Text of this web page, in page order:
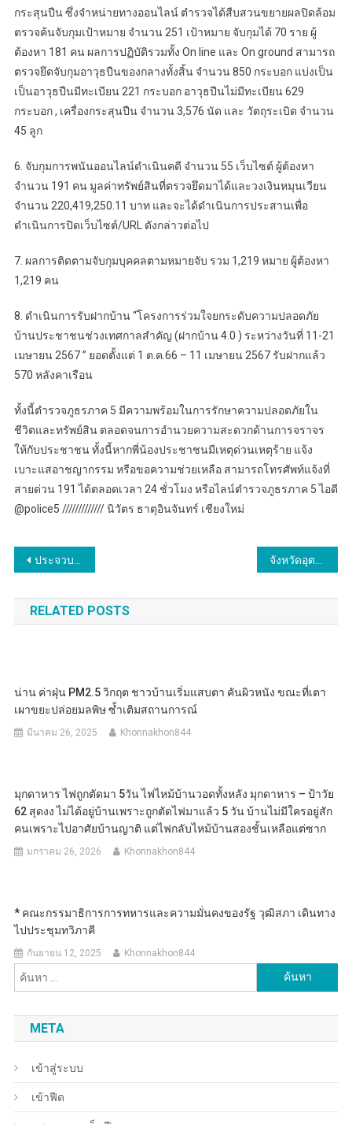
กระสุนปืน ซึ่งจำหน่ายทางออนไลน์ ตำรวจได้สืบสวนขยายผลปิดล้อม
ตรวจค้นจับกุมเป้าหมาย จำนวน 251 เป้าหมาย จับกุมได้ 70 ราย ผู้
ต้องหา 181 คน ผลการปฏิบัติรวมทั้ง On line และ On ground สามารถ
ตรวจยึดจับกุมอาวุธปืนของกลางทั้งสิ้น จำนวน 850 กระบอก แบ่งเป็น
เป็นอาวุธปืนมีทะเบียน 221 กระบอก อาวุธปืนไม่มีทะเบียน 629
กระบอก , เครื่องกระสุนปืน จำนวน 3,576 นัด และ วัตถุระเบิด จำนวน
45 ลูก
6. จับกุมการพนันออนไลน์ดำเนินคดี จำนวน 55 เว็บไซต์ ผู้ต้องหา
จำนวน 191 คน มูลค่าทรัพย์สินที่ตรวจยึดมาได้และวงเงินหมุนเวียน
จำนวน 220,419,250.11 บาท และจะได้ดำเนินการประสานเพื่อ
ดำเนินการปิดเว็บไซต์/URL ดังกล่าวต่อไป
7. ผลการติดตามจับกุมบุคคลตามหมายจับ รวม 1,219 หมาย ผู้ต้องหา
1,219 คน
8. ดำเนินการรับฝากบ้าน “โครงการร่วมใจยกระดับความปลอดภัย
บ้านประชาชนช่วงเทศกาลสำคัญ (ฝากบ้าน 4.0 ) ระหว่างวันที่ 11-21
เมษายน 2567 ” ยอดตั้งแต่ 1 ต.ค.66 – 11 เมษายน 2567 รับฝากแล้ว
570 หลังคาเรือน
ทั้งนี้ตำรวจภูธรภาค 5 มีความพร้อมในการรักษาความปลอดภัยใน
ชีวิตและทรัพย์สิน ตลอดจนการอำนวยความสะดวกด้านการจราจร
ให้กับประชาชน ทั้งนี้หากพี่น้องประชาชนมีเหตุด่วนเหตุร้าย แจ้ง
เบาะแสอาชญากรรม หรือขอความช่วยเหลือ สามารถโทรศัพท์แจ้งที่
สายด่วน 191 ได้ตลอดเวลา 24 ชั่วโมง หรือไลน์ตำรวจภูธรภาค 5 ไอดี
@police5 ///////////// นิวัตร ธาตุอินจันทร์ เชียงใหม่
แนะแนว
เรื่อง
ประจวบคีรีขันธ์ _ผู้ว่าประจวบฯ นำทีมผู้บริหารจังหวัด เปิดกิจกรรม Run Khan Do “วิ่ง กัน ดุ๊“ Track 7 “วิ่งเก็บตะวัน @บางสะพาน” เลียบหาดแม่รำพึง ก่อนส่งมอบธงต่อให้ อ.บางสะพานน้อย
RELATED POSTS
น่าน ค่าฝุ่น PM2.5 วิกฤต ชาวบ้านเริ่มแสบตา คันผิวหนัง ขณะที่เตา
เผาขยะปล่อยมลพิษ ซ้ำเติมสถานการณ์
มีนาคม 26, 2025 Khonnakhon844
มุกดาหาร ไฟถูกตัดมา 5วัน ไฟไหม้บ้านวอดทั้งหลัง มุกดาหาร – ป้าวัย
62 สุดงง ไม่ได้อยู่บ้านเพราะถูกตัดไฟมาแล้ว 5 วัน บ้านไม่มีใครอยู่สัก
คนเพราะไปอาศัยบ้านญาติ แต่ไฟกลับไหม้บ้านสองชั้นเหลือแต่ซาก
มกราคม 26, 2026 Khonnakhon844
* คณะกรรมาธิการการทหารและความมั่นคงของรัฐ วุฒิสภา เดินทาง
ไปประชุมทวิภาคี
กันยายน 12, 2025 Khonnakhon844
สำหรับ:
META
เข้าสู่ระบบ
เข้าฟีด